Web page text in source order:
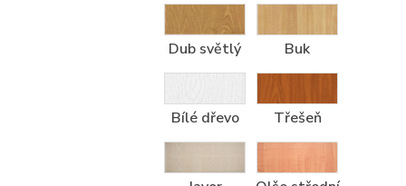
Dub světlý Buk
Bílé dřevo Třešeň